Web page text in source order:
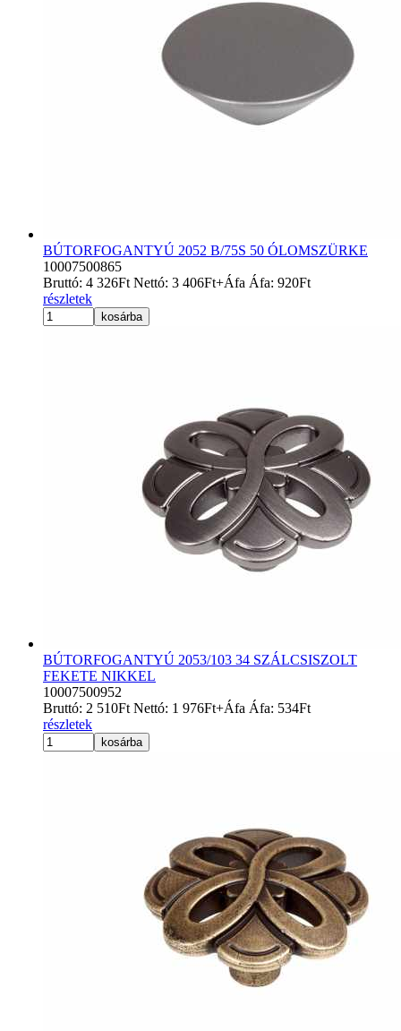
BÚTORFOGANTYÚ 2052 B/75S 50 ÓLOMSZÜRKE
10007500865
Bruttó: 4 326Ft Nettó: 3 406Ft+Áfa Áfa: 920Ft
részletek
kosárba
BÚTORFOGANTYÚ 2053/103 34 SZÁLCSISZOLT
FEKETE NIKKEL
10007500952
Bruttó: 2 510Ft Nettó: 1 976Ft+Áfa Áfa: 534Ft
részletek
kosárba